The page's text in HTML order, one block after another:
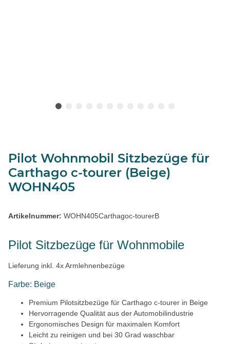
Pilot Wohnmobil Sitzbezüge für
Carthago c-tourer (Beige)
WOHN405
Artikelnummer: WOHN405Carthagoc-tourerB
Pilot Sitzbezüge für Wohnmobile
Lieferung inkl. 4x Armlehnenbezüge
Farbe: Beige
Premium Pilotsitzbezüge für Carthago c-tourer in Beige
Hervorragende Qualität aus der Automobilindustrie
Ergonomisches Design für maximalen Komfort
Leicht zu reinigen und bei 30 Grad waschbar